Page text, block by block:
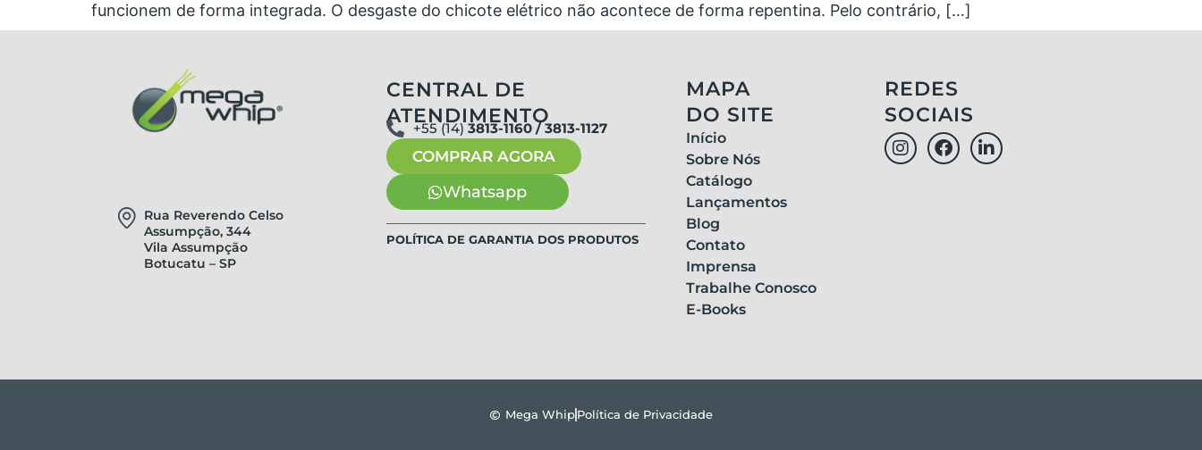
funcionem de forma integrada. O desgaste do chicote elétrico não acontece de forma repentina. Pelo contrário, […]
Rua Reverendo Celso
Assumpção, 344
Vila Assumpção
Botucatu – SP
CENTRAL DE
ATENDIMENTO
+55 (14)3813-1160 / 3813-1127
COMPRAR AGORA
Whatsapp
POLÍTICA DE GARANTIA DOS PRODUTOS
MAPA
DO SITE
Início
Sobre Nós
Catálogo
Lançamentos
Blog
Contato
Imprensa
Trabalhe Conosco
E-Books
REDES
SOCIAIS
Mega WhipPolítica de Privacidade